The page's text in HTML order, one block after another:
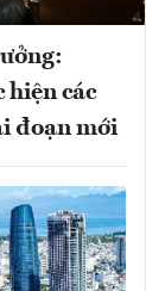
hiện các
đoạn mới